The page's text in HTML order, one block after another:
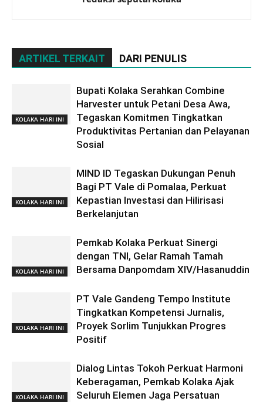
ARTIKEL TERKAIT DARI PENULIS
KOLAKA HARI INI
Bupati Kolaka Serahkan Combine
Harvester untuk Petani Desa Awa,
Tegaskan Komitmen Tingkatkan
Produktivitas Pertanian dan Pelayanan
Sosial
KOLAKA HARI INI
MIND ID Tegaskan Dukungan Penuh
Bagi PT Vale di Pomalaa, Perkuat
Kepastian Investasi dan Hilirisasi
Berkelanjutan
KOLAKA HARI INI
Pemkab Kolaka Perkuat Sinergi
dengan TNI, Gelar Ramah Tamah
Bersama Danpomdam XIV/Hasanuddin
KOLAKA HARI INI
PT Vale Gandeng Tempo Institute
Tingkatkan Kompetensi Jurnalis,
Proyek Sorlim Tunjukkan Progres
Positif
KOLAKA HARI INI
Dialog Lintas Tokoh Perkuat Harmoni
Keberagaman, Pemkab Kolaka Ajak
Seluruh Elemen Jaga Persatuan